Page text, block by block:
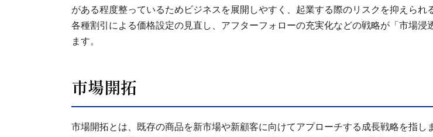
がある程度整っているためビジネスを展開しやすく、起業する際のリスクを抑えられ
各種割引による価格設定の見直し、アフターフォローの充実化などの戦略が「市場浸
ます。
市場開拓
市場開拓とは、既存の商品を新市場や新顧客に向けてアプローチする成長戦略を指し